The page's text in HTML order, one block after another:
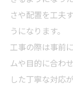
さや配置を工夫
うになります。
工事の際は事前
ムや目的に合わ
した丁寧な対応